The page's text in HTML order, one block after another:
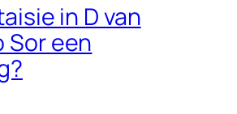
in D van
Sor een